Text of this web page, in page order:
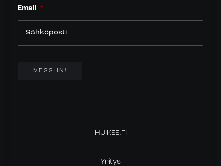
Email *
MESSIIN!
HUIKEE.FI
Yritys